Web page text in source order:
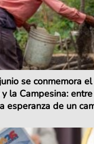
se conmemora
la Campesina:
esperanza de un